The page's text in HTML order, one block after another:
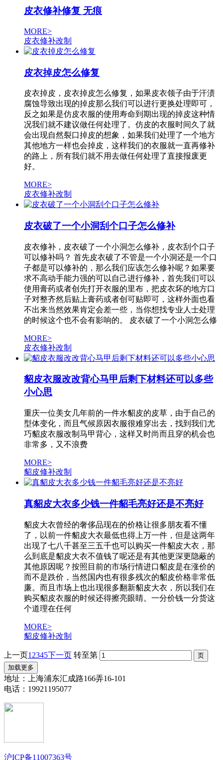
皮衣修补修复 无痕
MORE>
皮衣修补改制
皮衣掉皮怎么修复
皮衣掉皮，皮衣掉皮怎么修复，如果皮衣领子由于汗渍
腐蚀导致出现的掉皮那么我们可以进行更换处理即可，
反之如果是仿皮衣服的使用寿命到期出现的掉皮这种情
况我们就不建议做任何处理了。仿皮的衣服时间久了就
会出现自然裂口掉皮的想象，如果我们处理了一个地方
其他地方一样也会掉皮，这样我们的衣服就一直再修补
的路上，所有我们就不用去做任何处理了直接报废更
好。
MORE>
皮衣修补改制
皮衣破了一个小洞刮个口子怎么修补
皮衣修补，皮衣破了一个小洞怎么修补，皮衣刮个口子
可以修补吗？ 首先皮衣破了不管是一个小洞还是一个口
子都是可以修补的，那么我们应该怎么修补呢？如果要
求不高动手能力强的可以自己进行修补，首先我们可以
使用膏药或者创先打开衣服的里布，把皮衣坏的地方口
子对整齐然后贴上膏药或者创可贴即可，这样外面也看
不出来当然效果肯定会差一些，当你想找专业人士处理
的时候这个也不会有影响的。 皮衣破了一个小洞怎么修
MORE>
皮衣修补改制
貂皮衣服改改背心马甲后剩下材料还可以多些
小心思
重庆一位美女几年前的一件水貂皮的皮草，由于自己的
型体变化，而且气候原因衣服很难穿出去，找到我们尤
巧貂皮衣服改制马甲背心，这样又时尚而且穿的机会也
非常多，又不浪费
MORE>
貂皮修补改制
真貂皮大衣多少钱一件貂毛亮好还是不亮好
貂皮大衣曾经的奢侈品现在的价格让很多朋友看不懂
了，以前一件貂皮大衣最低也得上万一件，但是这两年
出现了七八千甚至三五千也可以购买一件貂皮大衣，那
么到底是貂皮大衣不值钱了呢还是有其他更深更隐蔽的
其他原因呢？按照目前的市场行情进口貂皮是在涨价的
而不是跌价，当然国内也有很多残次的貂皮价格非常低
廉。而且市场上也出现很多翻新貂皮大衣，所以我们在
购买貂皮衣服的时候还得擦亮眼睛。一分价钱一分货这
个道理在任何
MORE>
貂皮修补改制
上一页1 2345下一页 转至第
加载更多
地址：上海浦东汇成路166弄16-101
电话：19921195077
沪ICP备11007363号